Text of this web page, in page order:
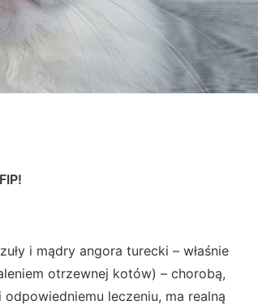
i mądry angora turecki – właśnie
otrzewnej kotów) – chorobą,
leczeniu, ma realną